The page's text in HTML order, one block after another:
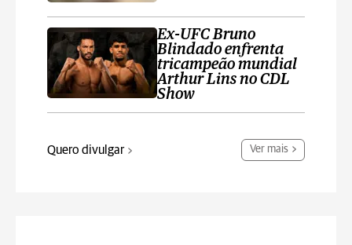
Ex-UFC Bruno
Blindado enfrenta
tricampeão mundial
Arthur Lins no CDL
Show
Quero divulgar Ver mais